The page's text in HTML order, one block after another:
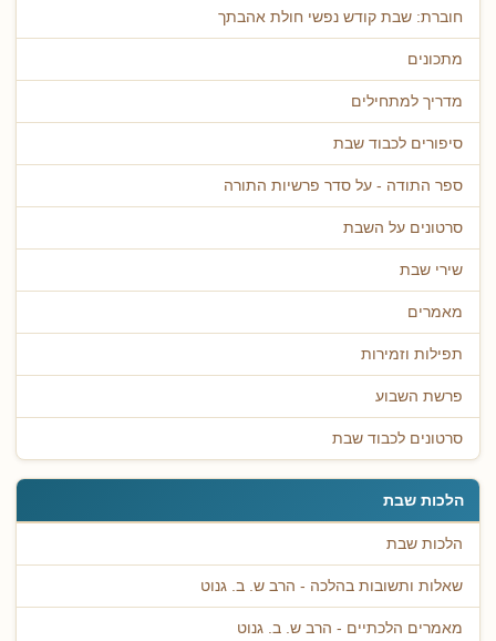
חוברת: שבת קודש נפשי חולת אהבתך
מתכונים
מדריך למתחילים
סיפורים לכבוד שבת
ספר התודה - על סדר פרשיות התורה
סרטונים על השבת
שירי שבת
מאמרים
תפילות וזמירות
פרשת השבוע
סרטונים לכבוד שבת
הלכות שבת
הלכות שבת
שאלות ותשובות בהלכה - הרב ש. ב. גנוט
מאמרים הלכתיים - הרב ש. ב. גנוט